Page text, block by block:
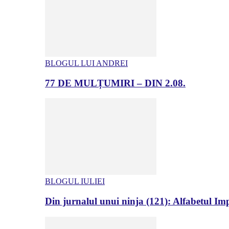
BLOGUL LUI ANDREI
77 DE MULȚUMIRI – DIN 2.08.
BLOGUL IULIEI
Din jurnalul unui ninja (121): Alfabetul